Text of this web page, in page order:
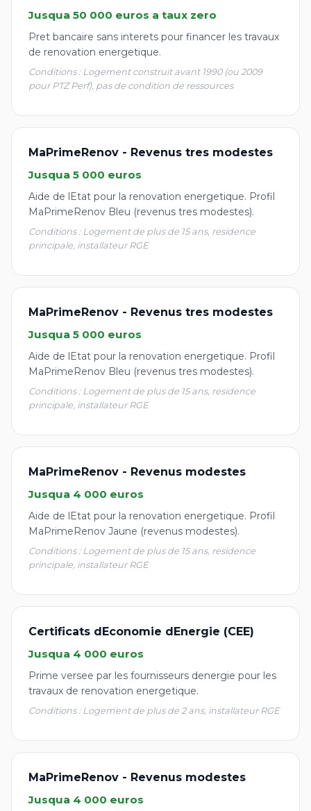
Jusqua 50 000 euros a taux zero
Pret bancaire sans interets pour financer les travaux
de renovation energetique.
Conditions : Logement construit avant 1990 (ou 2009
pour PTZ Perf), pas de condition de ressources
MaPrimeRenov - Revenus tres modestes
Jusqua 5 000 euros
Aide de lEtat pour la renovation energetique. Profil
MaPrimeRenov Bleu (revenus tres modestes).
Conditions : Logement de plus de 15 ans, residence
principale, installateur RGE
MaPrimeRenov - Revenus tres modestes
Jusqua 5 000 euros
Aide de lEtat pour la renovation energetique. Profil
MaPrimeRenov Bleu (revenus tres modestes).
Conditions : Logement de plus de 15 ans, residence
principale, installateur RGE
MaPrimeRenov - Revenus modestes
Jusqua 4 000 euros
Aide de lEtat pour la renovation energetique. Profil
MaPrimeRenov Jaune (revenus modestes).
Conditions : Logement de plus de 15 ans, residence
principale, installateur RGE
Certificats dEconomie dEnergie (CEE)
Jusqua 4 000 euros
Prime versee par les fournisseurs denergie pour les
travaux de renovation energetique.
Conditions : Logement de plus de 2 ans, installateur RGE
MaPrimeRenov - Revenus modestes
Jusqua 4 000 euros